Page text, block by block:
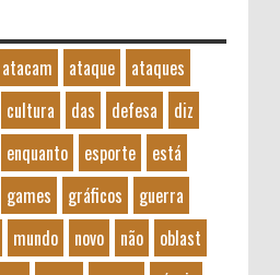
atacam ataque
ataques
cultura das defesa
diz
enquanto esporte
está
games gráficos
guerra
mundo novo não
oblast